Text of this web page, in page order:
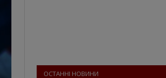
ОСТАННІ НОВИНИ